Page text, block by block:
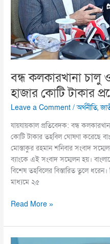
বন্ধ কলকারখানা চালু
হাজার কোটি টাকার
Leave a Comment /অর্থনীতি,
যায়যায়কাল প্রতিবেদক: বন্ধ
কোটি টাকার তহবিল ঘোষণা করেছে
মোস্তাকুর রহমান শনিবার সংবাদ
ব্যাংকে এই সংবাদ সম্মেলন হয়।
বিশেষ তহবিলের বিস্তারিত তুলে
মাধ্যমে ২৫
হাজার
কোটি
টাকার
প্রণোদনা
তহবিল
ঘোষণা
Read More »